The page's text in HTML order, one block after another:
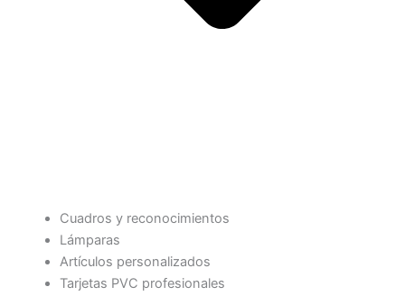
Cuadros y reconocimientos
Lámparas
Artículos personalizados
Tarjetas PVC profesionales